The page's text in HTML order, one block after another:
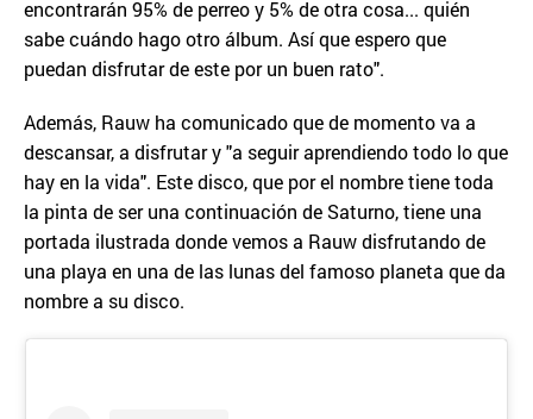
encontrarán 95% de perreo y 5% de otra cosa... quién
sabe cuándo hago otro álbum. Así que espero que
puedan disfrutar de este por un buen rato".
Además, Rauw ha comunicado que de momento va a
descansar, a disfrutar y "a seguir aprendiendo todo lo que
hay en la vida". Este disco, que por el nombre tiene toda
la pinta de ser una continuación de Saturno, tiene una
portada ilustrada donde vemos a Rauw disfrutando de
una playa en una de las lunas del famoso planeta que da
nombre a su disco.